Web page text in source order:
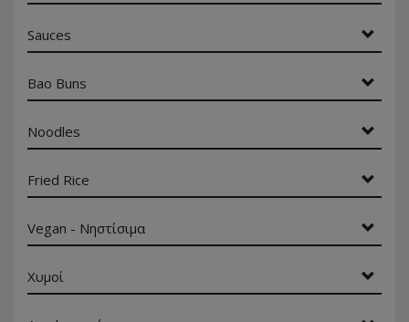
Sauces
Bao Buns
Noodles
Fried Rice
Vegan - Νηστίσιμα
Χυμοί